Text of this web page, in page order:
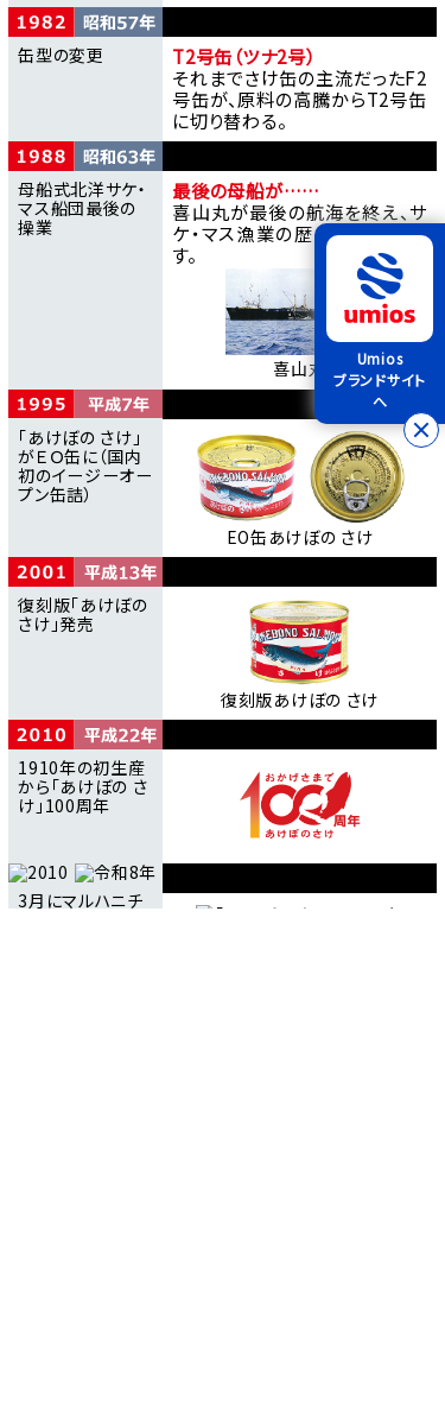
缶型の変更
T2号缶（ツナ2号）
それまでさけ缶の主流だったF2
号缶が、原料の高騰からT2号缶
に切り替わる。
母船式北洋サケ・
マス船団最後の
操業
最後の母船が……
喜山丸が最後の航海を終え、サ
ケ・マス漁業の歴史に幕を下ろ
す。
喜山丸
｢あけぼの さけ｣
がＥＯ缶に（国内
初のイージーオー
プン缶詰）
EO缶あけぼの さけ
復刻版｢あけぼの
さけ｣発売
復刻版あけぼの さけ
1910年の初生産
から ｢あけぼの さ
け｣100周年
3月にマルハニチ
Umios
ブランドサイト
へ